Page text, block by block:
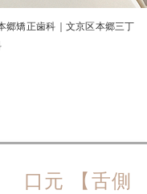
郷矯正歯科｜文京区本郷三丁
口元 【舌側